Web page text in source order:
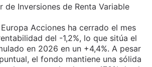
de Inversiones de Renta Variable
Acciones ha cerrado el mes
del -1,2%, lo que sitúa el
en 2026 en un +4,4%. A pesar
el fondo mantiene una sólida